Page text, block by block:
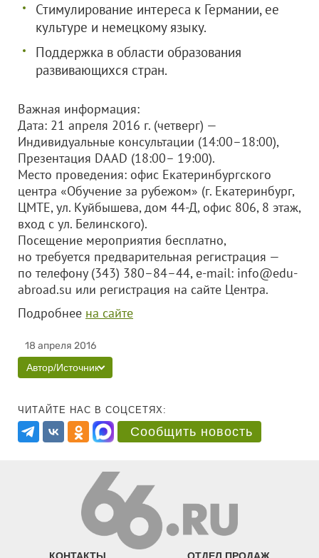
Стимулирование интереса к Германии, ее
культуре и немецкому языку.
Поддержка в области образования
развивающихся стран.
Важная информация:
Дата: 21 апреля 2016 г. (четверг) —
Индивидуальные консультации (14:00–18:00),
Презентация DAAD (18:00– 19:00).
Место проведения: офис Екатеринбургского
центра «Обучение за рубежом» (г. Екатеринбург,
ЦМТЕ, ул. Куйбышева, дом 44-Д, офис 806, 8 этаж,
вход с ул. Белинского).
Посещение мероприятия бесплатно,
но требуется предварительная регистрация —
по телефону (343) 380–84–44, e-mail: info@edu-
abroad.su или регистрация на сайте Центра.
Подробнее на сайте
18 апреля 2016
Автор/Источник
ЧИТАЙТЕ НАС В СОЦСЕТЯХ:
Сообщить новость